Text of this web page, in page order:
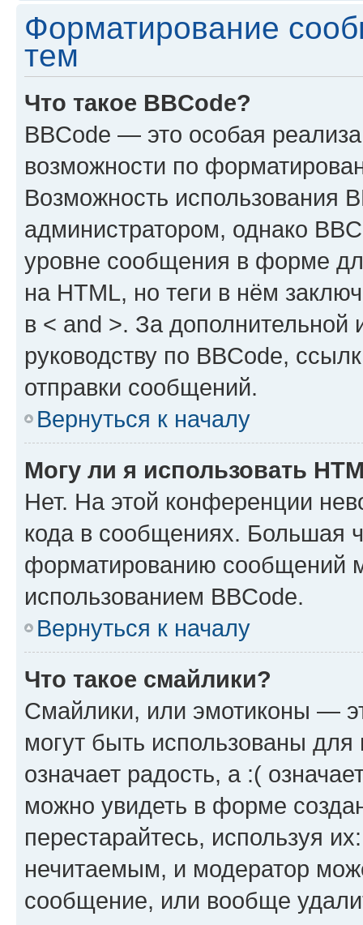
Форматирование
тем
Что такое BBCode?
BBCode — это особая
возможности по
Возможность использования
администратором, однако
уровне сообщения в форме
на HTML, но теги в нём
в < and >. За
руководству по BBCode,
отправки сообщений.
Вернуться к началу
Могу ли я использовать
Нет. На этой конференции
кода в сообщениях. Большая
форматированию сообщений
использованием BBCode.
Вернуться к началу
Что такое смайлики?
Смайлики, или эмотиконы —
могут быть использованы
означает радость, а :(
можно увидеть в форме
перестарайтесь, используя
нечитаемым, и модератор
сообщение, или вообще